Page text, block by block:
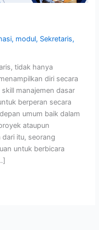
, modul, Sekretaris,
tidak hanya
diri secara
manajemen dasar
berperan secara
umum baik dalam
ataupun
itu, seorang
untuk berbicara